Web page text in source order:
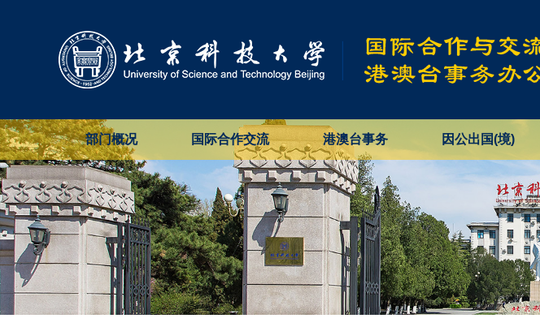
部门概况 国际合作交流 港澳台事务 因公出国(境)